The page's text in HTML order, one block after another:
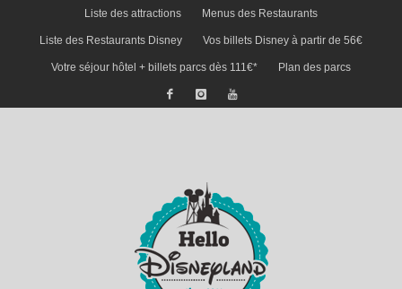
Liste des attractions Menus des Restaurants
Liste des Restaurants Disney Vos billets Disney à partir de 56€
Votre séjour hôtel + billets parcs dès 111€* Plan des parcs